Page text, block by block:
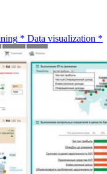
* Data visualization *